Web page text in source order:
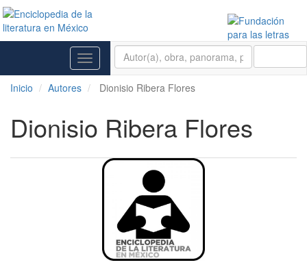
Toggle
navigation
Inicio
Autores Dionisio Ribera Flores
Dionisio Ribera Flores